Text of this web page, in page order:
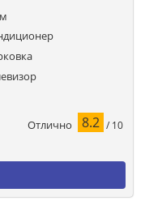
Отлично 8.2 / 10